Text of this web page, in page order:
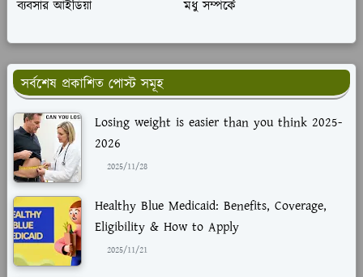
ব্যবসার আইডিয়া
মধু সম্পর্কে
সর্বশেষ প্রকাশিত পোস্ট সমূহ
Losing weight is easier than you think 2025-
2026
2025/11/28
Healthy Blue Medicaid: Benefits, Coverage,
Eligibility & How to Apply
2025/11/21